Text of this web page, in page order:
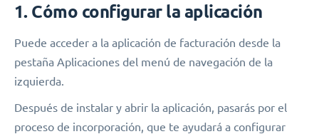
1. Cómo configurar la aplicación
Puede acceder a la aplicación de facturación desde la
pestaña Aplicaciones del menú de navegación de la
izquierda.
Después de instalar y abrir la aplicación, pasarás por el
proceso de incorporación, que te ayudará a configurar